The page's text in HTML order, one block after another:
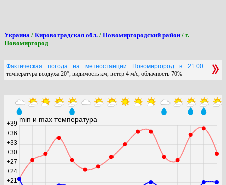
Украина / Кировоградская обл. / Новомиргородский район / г.
Новомиргород
Фактическая погода на метеостанции Новомиргород в 21:00:
температура воздуха 20°, видимость км, ветер 4 м/с, облачность 70%
min и max температура
+21
+24
+27
+30
+33
+36
+39